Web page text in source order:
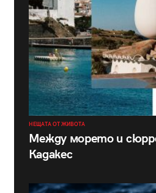
НЕЩАТА ОТ ЖИВОТА
Между морето и
Кадакес